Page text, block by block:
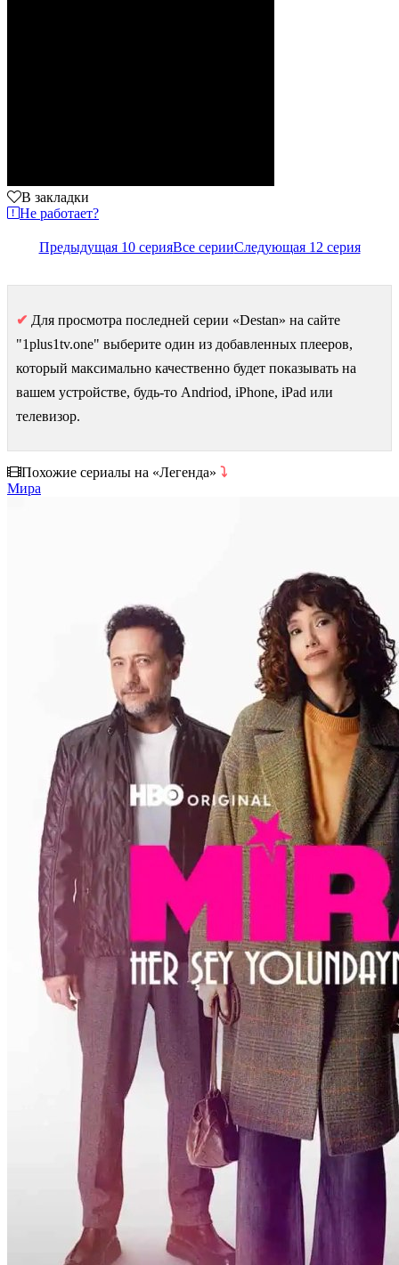
В закладки
Не работает?
Предыдущая 10 серияВсе серииСледующая 12 серия
✔ Для просмотра последней серии «Destan» на сайте
"1plus1tv.one" выберите один из добавленных плееров,
который максимально качественно будет показывать на
вашем устройстве, будь-то Andriod, iPhone, iPad или
телевизор.
Похожие сериалы на «Легенда» ⤵
Мира